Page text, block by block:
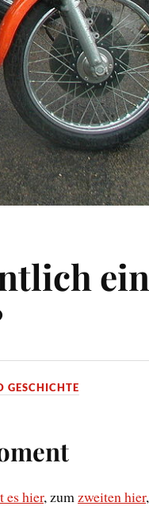
ein
GESCHICHTE
es hier, zum zweiten hier,